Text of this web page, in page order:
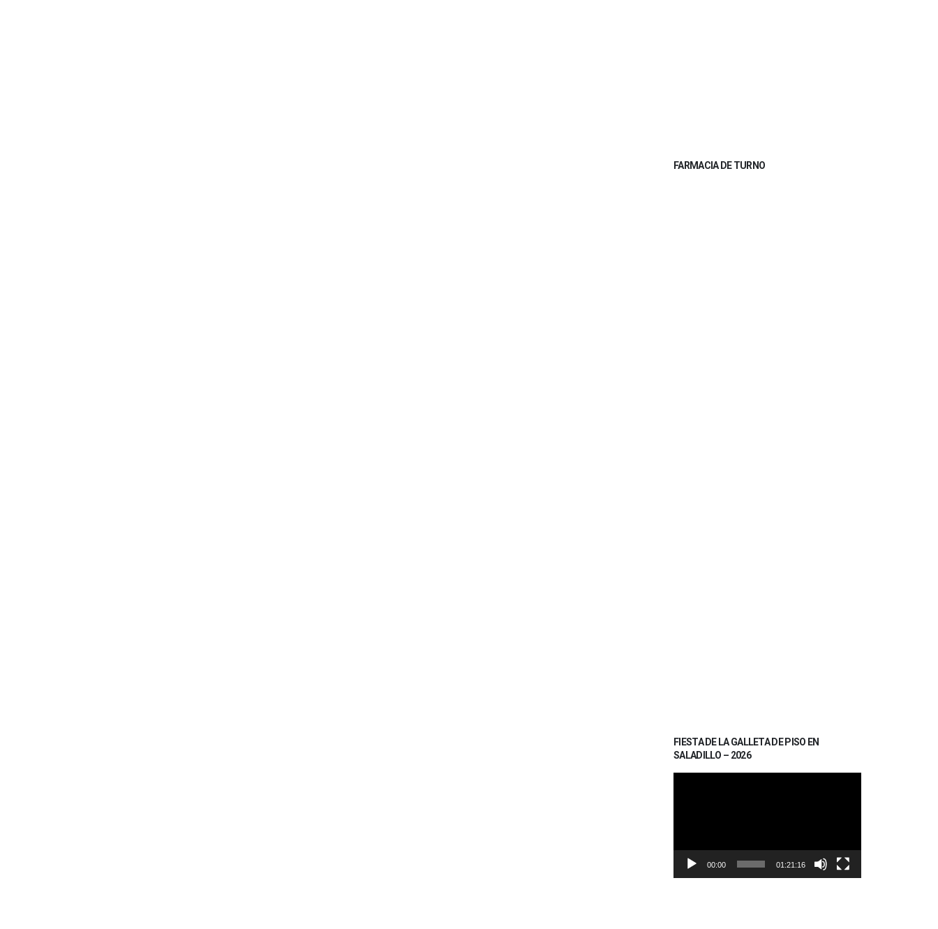
FARMACIA DE TURNO
FIESTA DE LA GALLETA DE PISO EN
SALADILLO – 2026
00:00 01:21:16